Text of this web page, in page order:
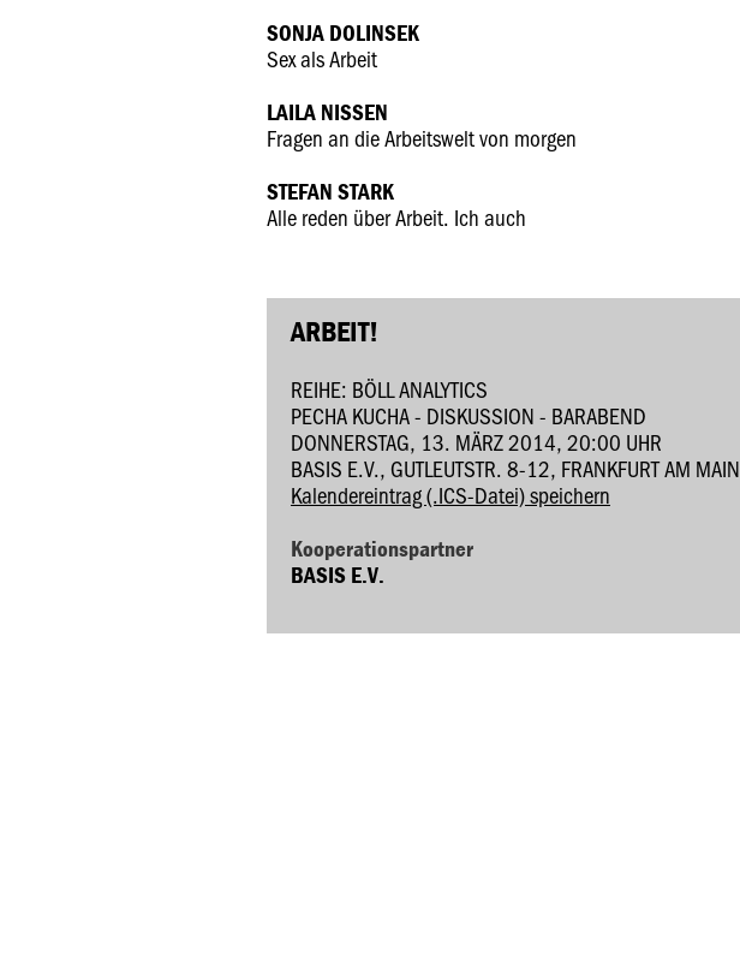
SONJA DOLINSEK
Sex als Arbeit
LAILA NISSEN
Fragen an die Arbeitswelt von morgen
STEFAN STARK
Alle reden über Arbeit. Ich auch
ARBEIT!
REIHE: BÖLL ANALYTICS
PECHA KUCHA - DISKUSSION - BARABEND
DONNERSTAG, 13. MÄRZ 2014, 20:00 UHR
BASIS E.V., GUTLEUTSTR. 8-12, FRANKFURT AM MAIN
Kalendereintrag (.ICS-Datei) speichern
Kooperationspartner
BASIS E.V.